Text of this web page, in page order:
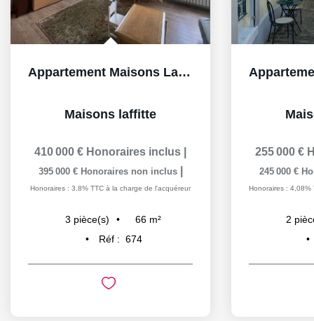
Appartement Maisons Laffitte 3 pièce(s) 66 m2 box et cave
Maisons laffitte
410 000 € Honoraires inclus
395 000 € Honoraires non inclus
Honoraires : 3,8% TTC à la charge de l'acquéreur
3 pièce(s) 66 m²
Réf : 674
255 000 €
245 000 €
Honoraires : 4,08%
2